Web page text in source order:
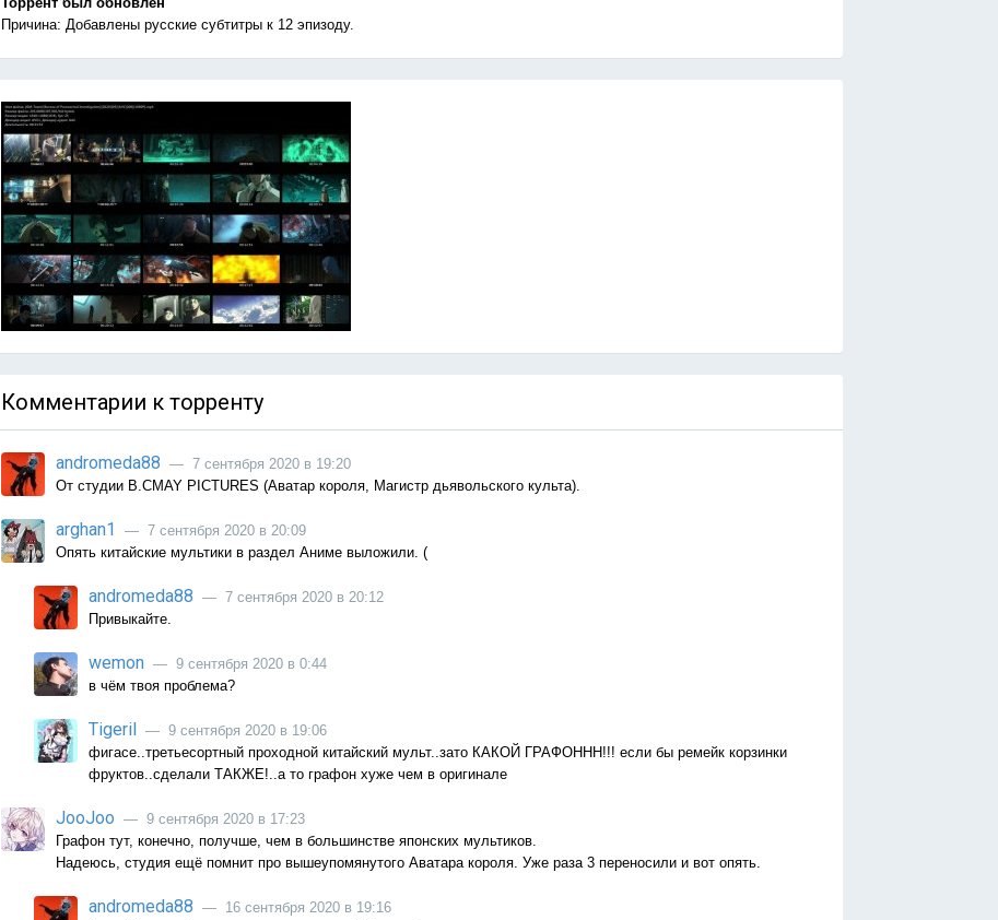
Причина: Добавлены русские субтитры к 12 эпизоду.
Комментарии к торренту
andromeda88 — 7 сентября 2020 в 19:20
От студии B.CMAY PICTURES (Аватар короля, Магистр дьявольского культа).
arghan1
— 7 сентября 2020 в 20:09
Опять китайские мультики в раздел Аниме выложили. (
andromeda88 — 7 сентября 2020 в 20:12
Привыкайте.
wemon — 9 сентября 2020 в 0:44
в чём твоя проблема?
Tigeril — 9 сентября 2020 в 19:06
фигасе..третьесортный проходной китайский мульт..зато КАКОЙ ГРАФОННН!!! если бы ремейк корзинки
фруктов..сделали ТАКЖЕ!..а то графон хуже чем в оригинале
JooJoo — 9 сентября 2020 в 17:23
Графон тут, конечно, получше, чем в большинстве японских мультиков.
Надеюсь, студия ещё помнит про вышеупомянутого Аватара короля. Уже раза 3 переносили и вот опять.
andromeda88 — 16 сентября 2020 в 19:16